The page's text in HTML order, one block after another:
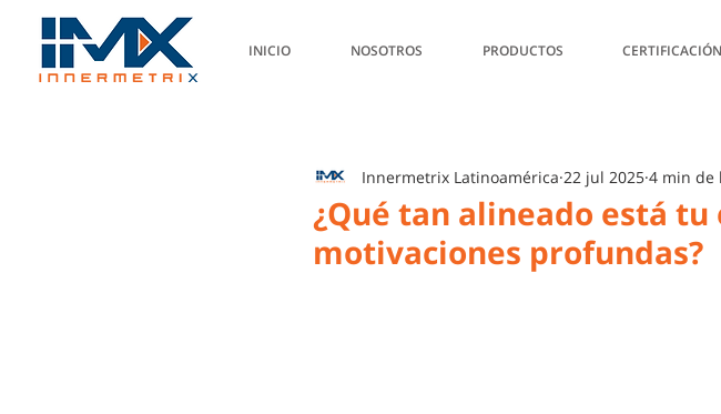
INICIO NOSOTROS PRODUCTOS CERTIFICACIÓN
¿Qué tan alineado está
motivaciones profundas?
Innermetrix Latinoamérica 22 jul 2025 4 min de